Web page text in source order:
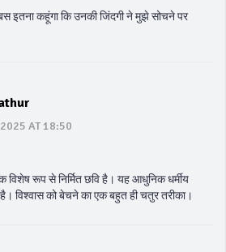
इतना कहूंगा कि उनकी जिंदगी ने मुझे सोचने पर
AT 18:50
विशेष रूप से निर्मित छवि है। यह आधुनिक धर्मीय
विश्वास को बेचने का एक बहुत ही चतुर तरीका।